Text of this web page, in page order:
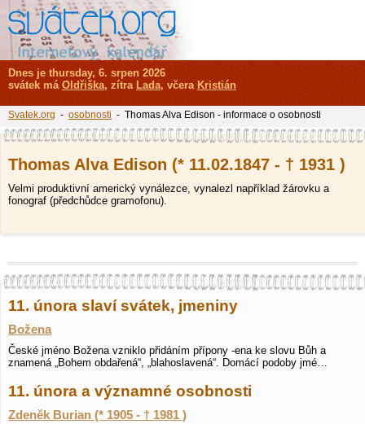
Thomas Alva Edison (* 11.02.1847 - † 1931 )
Velmi produktivní americký vynálezce, vynalezl například žárovku a
fonograf (předchůdce gramofonu).
11. února slaví svátek, jmeniny
Božena
České jméno Božena vzniklo přidáním přípony -ena ke slovu Bůh a
znamená „Bohem obdařená“, „blahoslavená“. Domácí podoby jmé…
11. února a významné osobnosti
Zdeněk Burian (* 1905 - † 1981 )
Dnes je thursday, 6. srpen 2026
svátek má Oldřiška, zítra Lada, včera Kristián
Svatek.org - osobnosti - Thomas Alva Edison - informace o osobnosti